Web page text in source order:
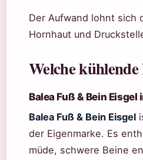
Der Aufwand lohnt sich
Hornhaut und
Welche
Balea Fuß & Bein Eisgel
Balea Fuß & Bein Eisgel
der Eigenmarke. Es
müde, schwere Beine